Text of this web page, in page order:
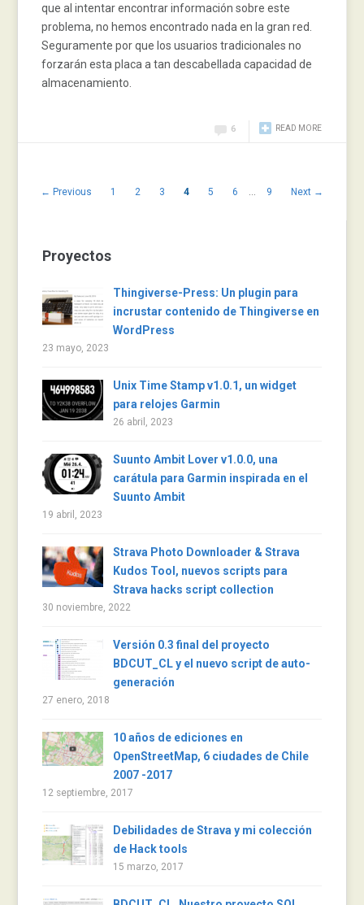
que al intentar encontrar información sobre este
problema, no hemos encontrado nada en la gran red.
Seguramente por que los usuarios tradicionales no
forzarán esta placa a tan descabellada capacidad de
almacenamiento.
READ MORE
6
← Previous 1 2 3 4 5 6 … 9 Next →
Proyectos
Thingiverse-Press: Un plugin para
incrustar contenido de Thingiverse en
WordPress
23 mayo, 2023
Unix Time Stamp v1.0.1, un widget
para relojes Garmin
26 abril, 2023
Suunto Ambit Lover v1.0.0, una
carátula para Garmin inspirada en el
Suunto Ambit
19 abril, 2023
Strava Photo Downloader & Strava
Kudos Tool, nuevos scripts para
Strava hacks script collection
30 noviembre, 2022
Versión 0.3 final del proyecto
BDCUT_CL y el nuevo script de auto-
generación
27 enero, 2018
10 años de ediciones en
OpenStreetMap, 6 ciudades de Chile
2007 -2017
12 septiembre, 2017
Debilidades de Strava y mi colección
de Hack tools
15 marzo, 2017